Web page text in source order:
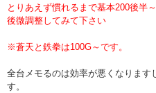
とりあえず慣れるまで基本200後半
後微調整してみて下さい
※蒼天と鉄拳は100G～です。
全台メモるのは効率が悪くなります
す。